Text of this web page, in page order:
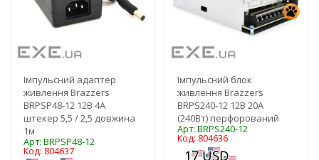
Імпульсний адаптер
живлення Brazzers
BRPSP48-12 12В 4А
штекер 5,5 / 2,5 довжина
1м
Арт: BRPSP48-12
Код: 804637
Імпульсний блок
живлення Brazzers
BRPS240-12 12В 20А
(240Вт) перфорований
Арт: BRPS240-12
Код: 804636